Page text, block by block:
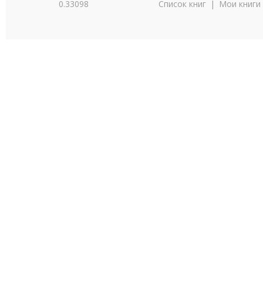
0.33098 Список книг | Мои книги